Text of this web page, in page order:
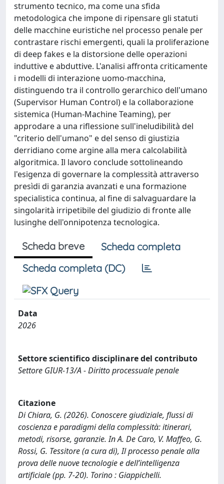
strumento tecnico, ma come una sfida
metodologica che impone di ripensare gli statuti
delle macchine euristiche nel processo penale per
contrastare rischi emergenti, quali la proliferazione
di deep fakes e la distorsione delle operazioni
induttive e abduttive. L'analisi affronta criticamente
i modelli di interazione uomo-macchina,
distinguendo tra il controllo gerarchico dell'umano
(Supervisor Human Control) e la collaborazione
sistemica (Human-Machine Teaming), per
approdare a una riflessione sull'ineludibilità del
"criterio dell'umano" e del senso di giustizia
derridiano come argine alla mera calcolabilità
algoritmica. Il lavoro conclude sottolineando
l'esigenza di governare la complessità attraverso
presìdi di garanzia avanzati e una formazione
specialistica continua, al fine di salvaguardare la
singolarità irripetibile del giudizio di fronte alle
lusinghe dell'onnipotenza tecnologica.
Scheda breve
Scheda completa
Scheda completa (DC)
Data
2026
Settore scientifico disciplinare del contributo
Settore GIUR-13/A - Diritto processuale penale
Citazione
Di Chiara, G. (2026). Conoscere giudiziale, flussi di
coscienza e paradigmi della complessità: itinerari,
metodi, risorse, garanzie. In A. De Caro, V. Maffeo, G.
Rossi, G. Tessitore (a cura di), Il processo penale alla
prova delle nuove tecnologie e dell’intelligenza
artificiale (pp. 7-20). Torino : Giappichelli.